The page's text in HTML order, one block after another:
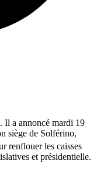
Il a annoncé mardi 19
siège de Solférino,
renflouer les caisses
et présidentielle.